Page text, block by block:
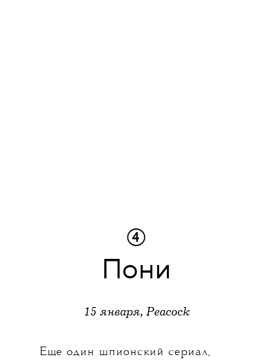
④
Пони
15 января, Peacock
Еще один шпионский сериал,